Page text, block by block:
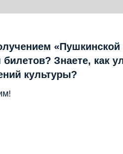
«Пушкинской
Знаете, как
культуры?